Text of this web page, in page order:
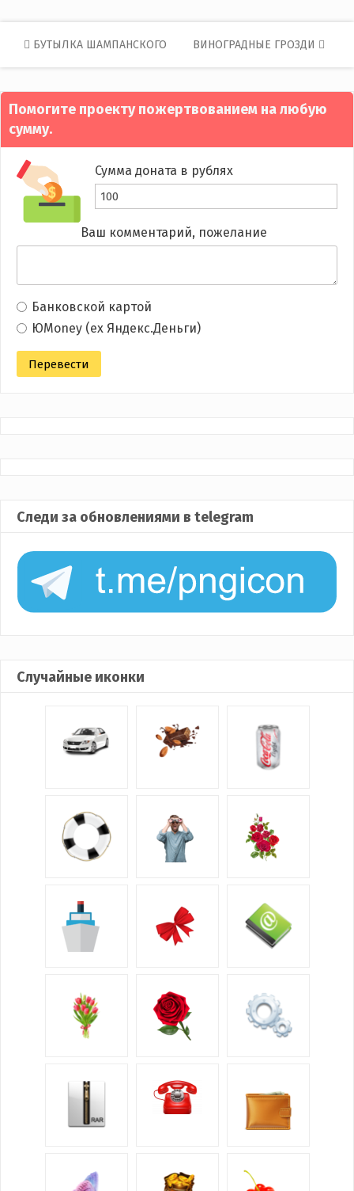
Post
navigation
БУТЫЛКА ШАМПАНСКОГО ВИНОГРАДНЫЕ ГРОЗДИ
Помогите проекту пожертвованием на любую
сумму.
Сумма доната в рублях
Ваш комментарий, пожелание
Банковской картой
ЮMoney (ex Яндекс.Деньги)
Следи за обновлениями в telegram
Случайные иконки